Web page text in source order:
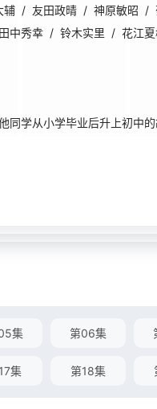
辅 / 友田政晴 / 神原敏昭 /
田中秀幸 / 铃木实里 / 花江
同学从小学毕业后升上初
集 第06集
集 第18集